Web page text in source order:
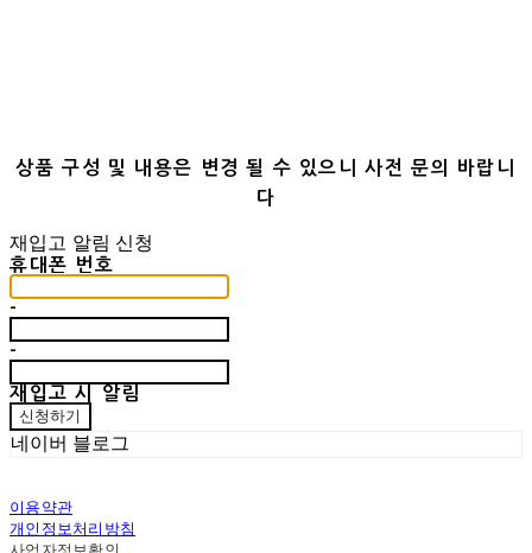
상품 구성 및 내용은 변경 될 수 있으니 사전 문의 바랍니
다
재입고 알림 신청
휴대폰 번호
-
-
재입고 시 알림
신청하기
네이버 블로그
이용약관
개인정보처리방침